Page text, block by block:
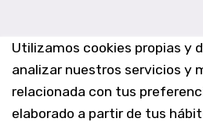
Utilizamos cookies propias y
analizar nuestros servicios y
relacionada con tus
elaborado a partir de tus